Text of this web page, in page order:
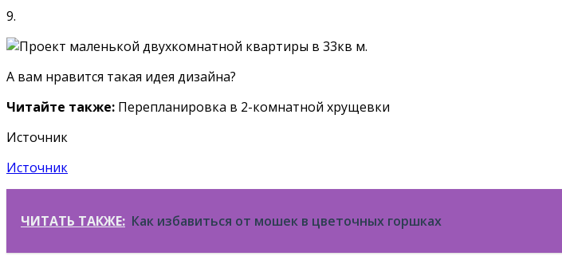
9.
А вам нравится такая идея дизайна?
Читайте также: Перепланировка в 2-комнатной хрущевки
Источник
Источник
ЧИТАТЬ ТАКЖЕ: Как избавиться от мошек в цветочных горшках